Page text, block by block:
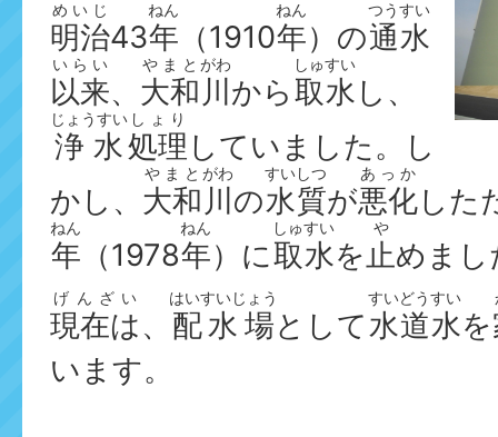
明治
めいじ
43年
ねん
（1910年
ねん
）の通水
つうすい
以来
いらい
、 大和
やまと
川
がわ
から取水
しゅすい
し、
浄水
じょうすい
処理
しょり
していました。し
かし、 大和
やまと
川
がわ
の水質
すいしつ
が悪化
あっか
した
年
ねん
（1978年
ねん
）に取水
しゅすい
を止
や
めまし
現在は
げんざい
、 配水場
はいすいじょう
として水道
すいどう
水
すい
を
います。